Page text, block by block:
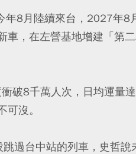
年8月陸續來台，2027年8
車，在左營基地增建「第
破8千萬人次，日均運量
沒。
過台中站的列車，史哲